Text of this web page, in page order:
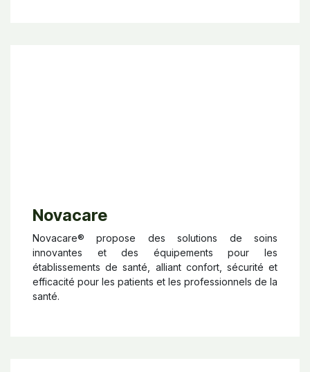
Novacare
Novacare® propose des solutions de soins
innovantes et des équipements pour les
établissements de santé, alliant confort, sécurité et
efficacité pour les patients et les professionnels de la
santé.